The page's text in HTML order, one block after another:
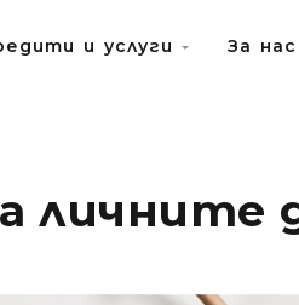
и услуги За нас
личните